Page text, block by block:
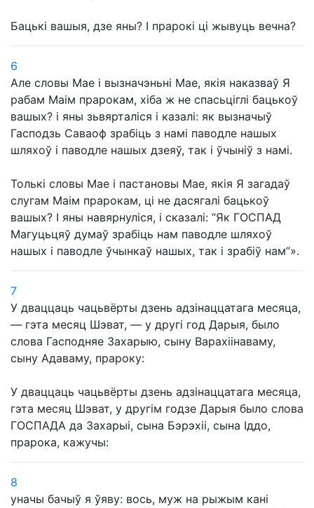
Бацькі вашыя, дзе яны? І прарокі ці жывуць вечна?
6
Але словы Мае і вызначэньні Мае, якія наказваў Я
рабам Маім прарокам, хіба ж не спасьціглі бацькоў
вашых? і яны зьвярталіся і казалі: як вызначыў
Гасподзь Саваоф зрабіць з намі паводле нашых
шляхоў і паводле нашых дзеяў, так і ўчыніў з намі.
Толькі словы Мае і пастановы Мае, якія Я загадаў
слугам Маім прарокам, ці не дасягалі бацькоў
вашых? І яны навярнуліся, і сказалі: “Як ГОСПАД
Магуцьцяў думаў зрабіць нам паводле шляхоў
нашых і паводле ўчынкаў нашых, так і зрабіў нам”».
7
У дваццаць чацьвёрты дзень адзінаццатага месяца,
— гэта месяц Шэват, — у другі год Дарыя, было
слова Гасподняе Захарыю, сыну Варахіінаваму,
сыну Адаваму, прароку:
У дваццаць чацьвёрты дзень адзінаццатага месяца,
гэта месяц Шэват, у другім годзе Дарыя было слова
ГОСПАДА да Захарыі, сына Бэрэхіі, сына Іддо,
прарока, кажучы:
8
уначы бачыў я ўяву: вось, муж на рыжым кані